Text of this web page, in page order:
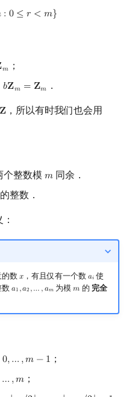
: 0 ≤ 𝑟 < 𝑚}
0≤r< m}
𝑚 ；
𝑏𝐙𝑚 = 𝐙𝑚
bZm =Z m ．
𝐙 ，所以有时我们也会用
个整数模 𝑚
m同余．
整数．
的数𝑥
x ，有且仅有一个数𝑎𝑖
ai 使
数𝑎1 ,𝑎2 ,… ,𝑎𝑚
a1 ,a2, …,am 为模𝑚
m 的 完全
0,… ,𝑚 − 1
0, …, m−1
；
… ,𝑚
…, m
；